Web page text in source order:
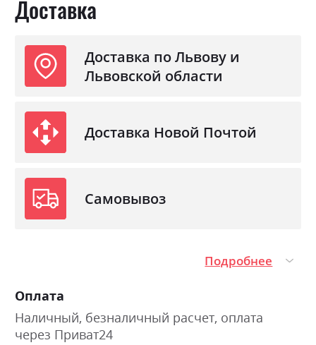
Доставка
Доставка по Львову и
Львовской области
Доставка Новой Почтой
Самовывоз
Подробнее
Оплата
Наличный, безналичный расчет, оплата
через Приват24